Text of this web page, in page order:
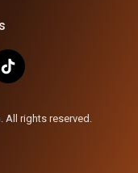
All rights reserved.